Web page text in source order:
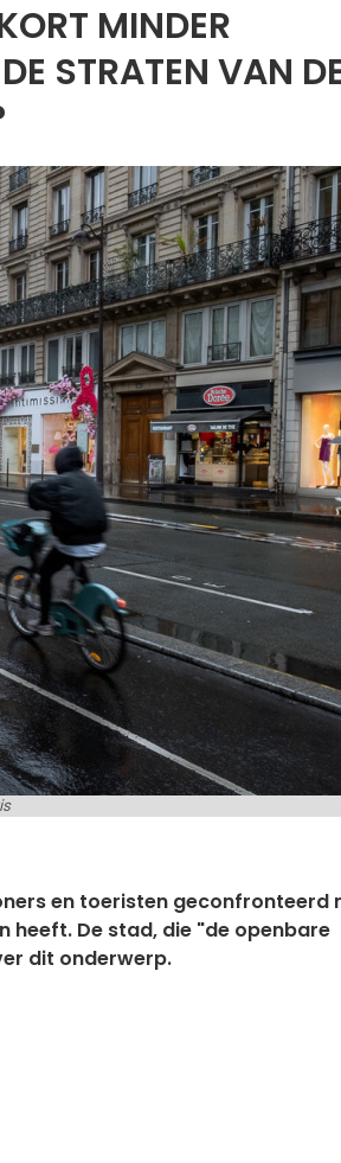
MINDER
STRATEN VAN
en toeristen geconfronteerd
heeft. De stad, die "de openbare
dit onderwerp.